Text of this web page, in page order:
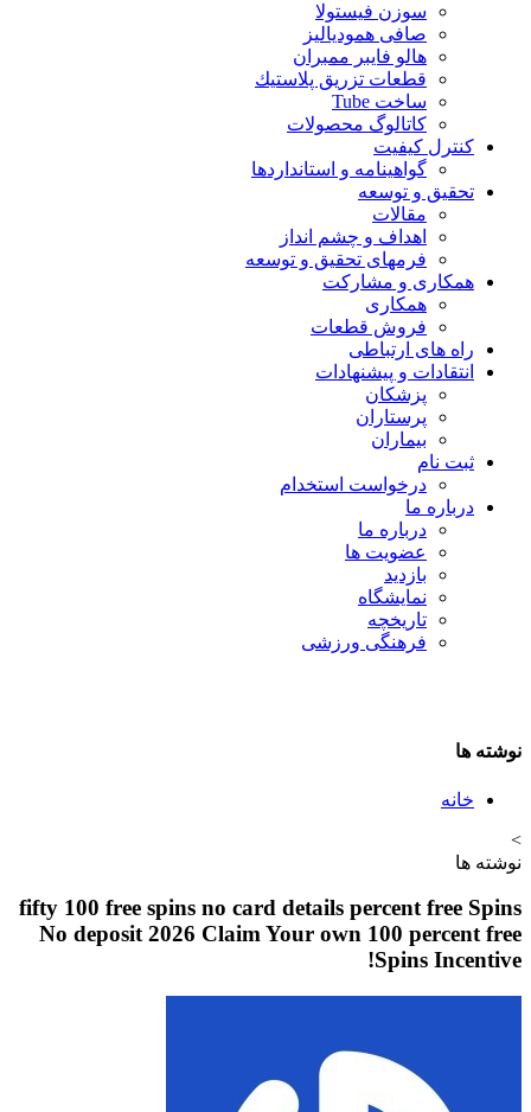
سوزن فیستولا
صافی همودیالیز
هالو فایبر ممبران
قطعات تزريق پلاستيك
ساخت Tube
کاتالوگ محصولات
کنترل کیفیت
گواهينامه و استانداردها
تحقيق و توسعه
مقالات
اهداف و چشم انداز
فرمهای تحقیق و توسعه
همکاری و مشارکت
همکاری
فروش قطعات
راه های ارتباطی
انتقادات و پيشنهادات
پزشكان
پرستاران
بيماران
ثبت نام
درخواست استخدام
درباره ما
درباره ما
عضویت ها
بازدید
نمایشگاه
تاريخچه
فرهنگی ورزشی
نوشته ها
خانه
>
نوشته ها
fifty 100 free spins no card details percent free Spins
No deposit 2026 Claim Your own 100 percent free
Spins Incentive!